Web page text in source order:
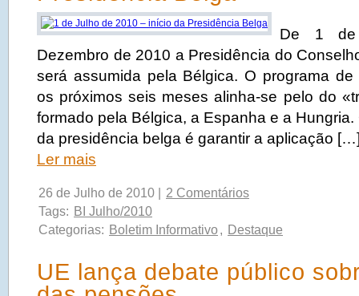
De 1
Dezembro de 2010 a Presidência do
será assumida pela Bélgica. O programa
os próximos seis meses alinha-se pelo do
formado pela Bélgica, a Espanha e a
da presidência belga é garantir a aplicação
Ler mais
26 de Julho de 2010 |
2 Comentários
Tags: BI Julho/2010
Categorias: Boletim Informativo, Destaque
UE lança debate público